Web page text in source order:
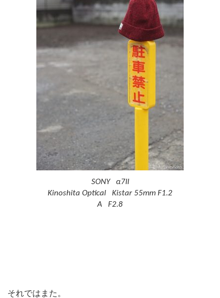
SONY α7II
Kinoshita Optical Kistar 55mm F1.2
A F2.8
それではまた。